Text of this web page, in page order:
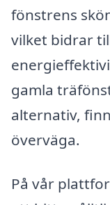
fönstrens
vilket bidrar
gamla
alternativ,
överväga.
På vår